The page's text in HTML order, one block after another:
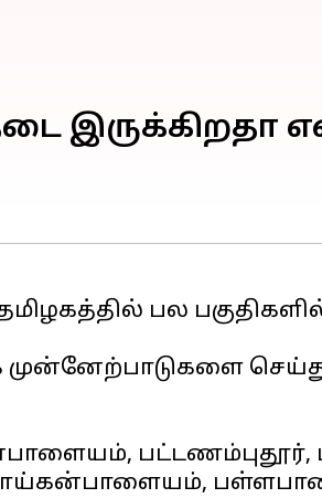
இருக்கிறதா
பல
முன்னேற்பாடுகளை
பட்டணம்புதூர்,